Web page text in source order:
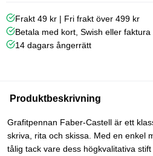
Frakt 49 kr | Fri frakt över 499 kr
Betala med kort, Swish eller faktura
14 dagars ångerrätt
Produktbeskrivning
Grafitpennan Faber-Castell är ett
skriva, rita och skissa. Med en enkel
tålig tack vare dess högkvalitativa